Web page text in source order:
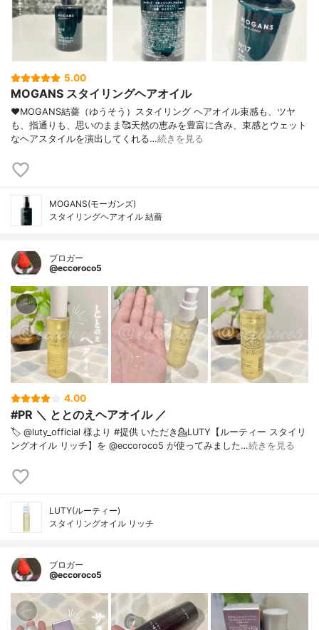
5.00
MOGANS スタイリングヘアオイル
♥MOGANS結薔（ゆうそう）スタイリング ヘアオイル束感も、ツヤ
も、指通りも、思いのまま🥰天然の恵みを豊富に含み、束感とウェット
なヘアスタイルを演出してくれる…続きを見る
MOGANS(モーガンズ)
スタイリングヘアオイル 結薔
ブロガー
@eccoroco5
4.00
#PR ＼ ととのえヘアオイル ／
🏷️ @luty_official 様より #提供 いただき⁡💁LUTY【ルーティー スタイリ
ングオイル リッチ】を @eccoroco5 が使ってみました⁡⁡…続きを見る
LUTY(ルーティー)
スタイリングオイル リッチ
ブロガー
@eccoroco5